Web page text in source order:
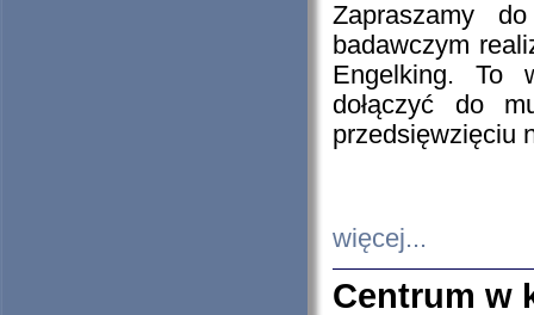
Zapraszamy
badawczym
Engelking. To
dołączyć do
przedsięwzięciu
więcej...
Centrum w